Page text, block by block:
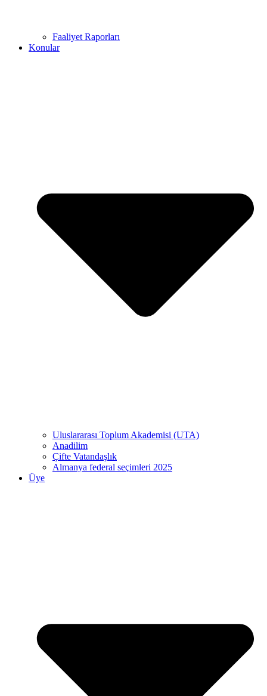
Faaliyet Raporları
Konular
Uluslararası Toplum Akademisi (UTA)
Anadilim
Çifte Vatandaşlık
Almanya federal seçimleri 2025
Üye